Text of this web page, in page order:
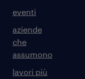
eventi
aziende
che
assumono
lavori più